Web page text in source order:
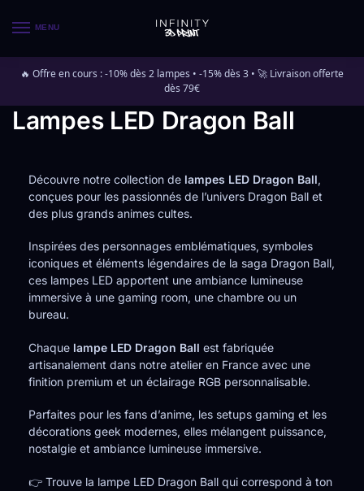
MENU
🔥 Offre en cours : -10% dès 2 lampes • -15% dès 3 • 🚀 Livraison offerte
dès 79€
Lampes LED Dragon Ball
Découvre notre collection de lampes LED Dragon Ball,
conçues pour les passionnés de l’univers Dragon Ball et
des plus grands animes cultes.
Inspirées des personnages emblématiques, symboles
iconiques et éléments légendaires de la saga Dragon Ball,
ces lampes LED apportent une ambiance lumineuse
immersive à une gaming room, une chambre ou un
bureau.
Chaque lampe LED Dragon Ball est fabriquée
artisanalement dans notre atelier en France avec une
finition premium et un éclairage RGB personnalisable.
Parfaites pour les fans d’anime, les setups gaming et les
décorations geek modernes, elles mélangent puissance,
nostalgie et ambiance lumineuse immersive.
👉 Trouve la lampe LED Dragon Ball qui correspond à ton